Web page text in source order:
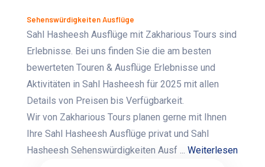
Sehenswürdigkeiten Ausflüge
Sahl Hasheesh Ausflüge mit Zakharious Tours sind
Erlebnisse. Bei uns finden Sie die am besten
bewerteten Touren & Ausflüge Erlebnisse und
Aktivitäten in Sahl Hasheesh für 2025 mit allen
Details von Preisen bis Verfügbarkeit.
Wir von Zakharious Tours planen gerne mit Ihnen
Ihre Sahl Hasheesh Ausflüge privat und Sahl
Hasheesh Sehenswürdigkeiten Ausf ...Weiterlesen